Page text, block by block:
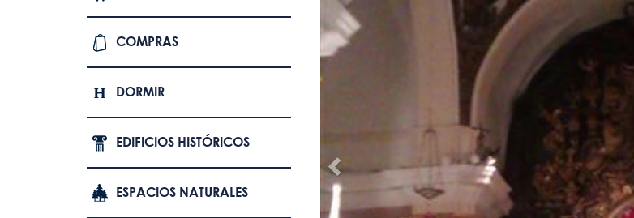
COMPRAS
DORMIR
EDIFICIOS HISTÓRICOS
ESPACIOS NATURALES